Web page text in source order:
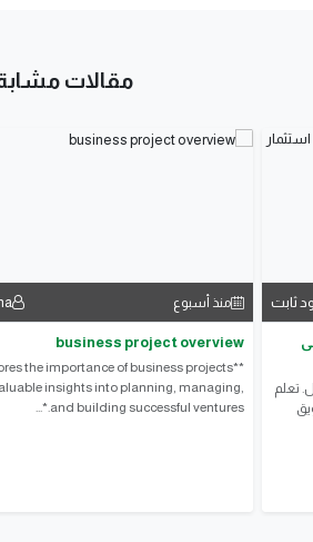
مقالات
ثابت
تعلم
منذ أسبوع
business project overview
the importance of business projects
insights into planning, managing,
and building successful ventures.*...